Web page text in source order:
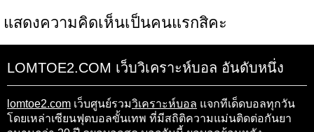
แสดงความคิดเห็นเป็นคนแรกสิคะ
LOMTOE2.COM เว็บวิเคราะห์บอล อันดับหนึ่ง
lomtoe2.com เว็บศูนย์รวมวิเคราะห์บอล แจกทีเด็ดบอลทุกวัน
โดยเหล่าเซียนฟุตบอลขั้นเทพ ที่มีสถิติความแม่นติดต่อกันยา